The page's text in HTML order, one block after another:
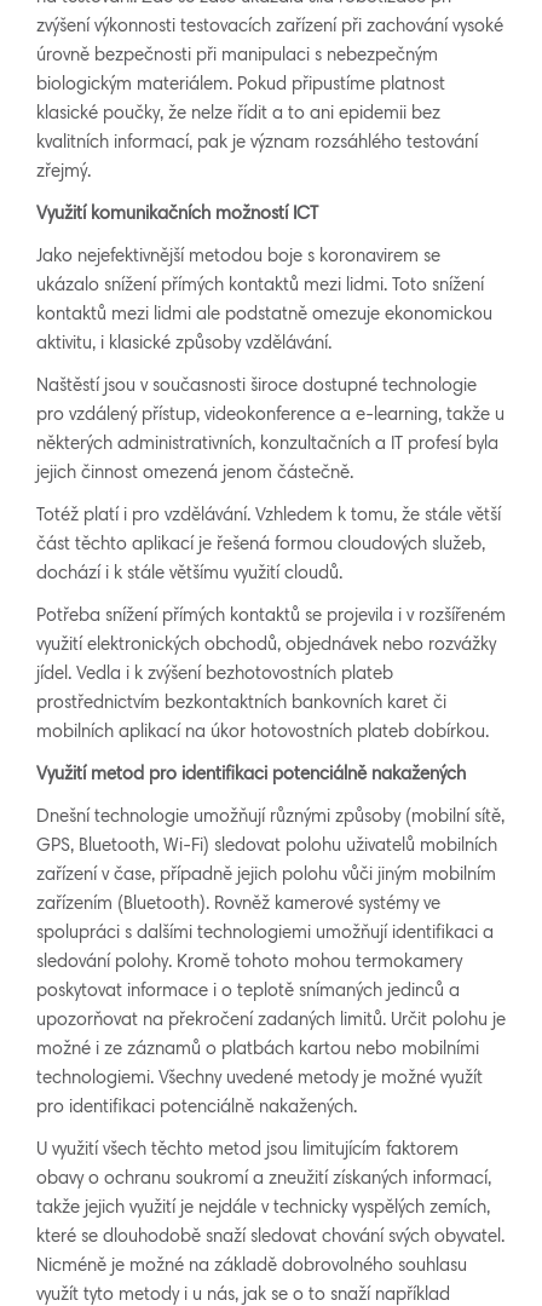
zvýšení výkonnosti testovacích zařízení při zachování vysoké
úrovně bezpečnosti při manipulaci s nebezpečným
biologickým materiálem. Pokud připustíme platnost
klasické poučky, že nelze řídit a to ani epidemii bez
kvalitních informací, pak je význam rozsáhlého testování
zřejmý.
Využití komunikačních možností ICT
Jako nejefektivnější metodou boje s koronavirem se
ukázalo snížení přímých kontaktů mezi lidmi. Toto snížení
kontaktů mezi lidmi ale podstatně omezuje ekonomickou
aktivitu, i klasické způsoby vzdělávání.
Naštěstí jsou v současnosti široce dostupné technologie
pro vzdálený přístup, videokonference a e-learning, takže u
některých administrativních, konzultačních a IT profesí byla
jejich činnost omezená jenom částečně.
Totéž platí i pro vzdělávání. Vzhledem k tomu, že stále větší
část těchto aplikací je řešená formou cloudových služeb,
dochází i k stále většímu využití cloudů.
Potřeba snížení přímých kontaktů se projevila i v rozšířeném
využití elektronických obchodů, objednávek nebo rozvážky
jídel. Vedla i k zvýšení bezhotovostních plateb
prostřednictvím bezkontaktních bankovních karet či
mobilních aplikací na úkor hotovostních plateb dobírkou.
Využití metod pro identifikaci potenciálně nakažených
Dnešní technologie umožňují různými způsoby (mobilní sítě,
GPS, Bluetooth, Wi-Fi) sledovat polohu uživatelů mobilních
zařízení v čase, případně jejich polohu vůči jiným mobilním
zařízením (Bluetooth). Rovněž kamerové systémy ve
spolupráci s dalšími technologiemi umožňují identifikaci a
sledování polohy. Kromě tohoto mohou termokamery
poskytovat informace i o teplotě snímaných jedinců a
upozorňovat na překročení zadaných limitů. Určit polohu je
možné i ze záznamů o platbách kartou nebo mobilními
technologiemi. Všechny uvedené metody je možné využít
pro identifikaci potenciálně nakažených.
U využití všech těchto metod jsou limitujícím faktorem
obavy o ochranu soukromí a zneužití získaných informací,
takže jejich využití je nejdále v technicky vyspělých zemích,
které se dlouhodobě snaží sledovat chování svých obyvatel.
Nicméně je možné na základě dobrovolného souhlasu
využít tyto metody i u nás, jak se o to snaží například